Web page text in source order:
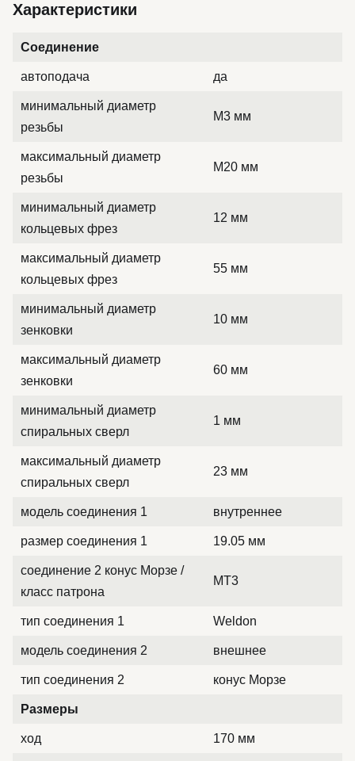
Характеристики
Соединение
автоподача да
минимальный диаметр
резьбы
M3 мм
максимальный диаметр
резьбы
M20 мм
минимальный диаметр
кольцевых фрез
12 мм
максимальный диаметр
кольцевых фрез
55 мм
минимальный диаметр
зенковки
10 мм
максимальный диаметр
зенковки
60 мм
минимальный диаметр
спиральных сверл
1 мм
максимальный диаметр
спиральных сверл
23 мм
модель соединения 1 внутреннее
размер соединения 1 19.05 мм
соединение 2 конус Морзе /
класс патрона
MT3
тип соединения 1 Weldon
модель соединения 2 внешнее
тип соединения 2 конус Морзе
Размеры
ход 170 мм